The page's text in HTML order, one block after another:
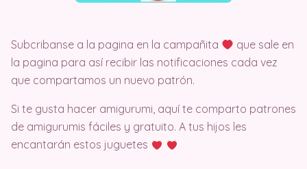
Subcribanse a la pagina en la campañita
que sale en
la pagina para así recibir las notificaciones cada vez
que compartamos un nuevo patrón.
Si te gusta hacer amigurumi, aquí te comparto patrones
de amigurumis fáciles y gratuito. A tus hijos les
encantarán estos juguetes